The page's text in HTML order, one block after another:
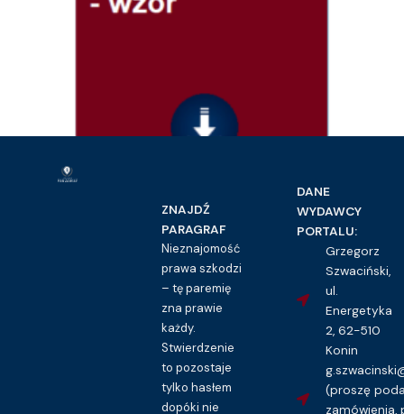
Rodzicielski plan wychowawczy – wzór
Kupuję dostęp do wzoru pisma
ZNAJDŹ
PARAGRAF
Nieznajomość
prawa szkodzi
– tę paremię
zna prawie
każdy.
Stwierdzenie
to pozostaje
tylko hasłem
dopóki nie
DANE
WYDAWCY
PORTALU:
Grzegorz
Szwaciński,
ul.
Energetyka
2, 62-510
Konin
(proszę
zamówienia,